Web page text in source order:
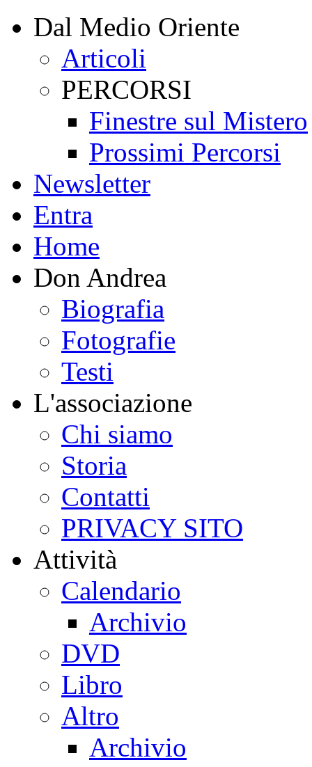
Dal Medio Oriente
Articoli
PERCORSI
Finestre sul Mistero
Prossimi Percorsi
Newsletter
Entra
Home
Don Andrea
Biografia
Fotografie
Testi
L'associazione
Chi siamo
Storia
Contatti
PRIVACY SITO
Attività
Calendario
Archivio
DVD
Libro
Altro
Archivio